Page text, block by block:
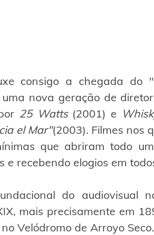
consigo a chegada do
nova geração de
25 Watts (2001) e
el Mar"(2003). Filmes nos
que abriram todo
e recebendo elogios em
do audiovisual
mais precisamente em
Velódromo de Arroyo Seco.